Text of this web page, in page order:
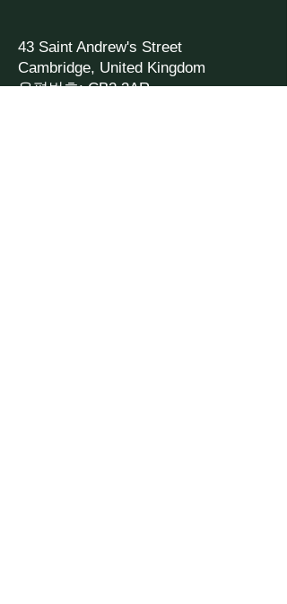
43 Saint Andrew's Street
Cambridge, United Kingdom
우편번호: CB2 3AR